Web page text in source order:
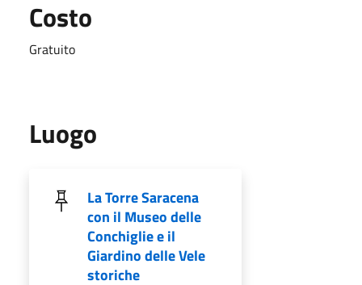
Costo
Gratuito
Luogo
La Torre Saracena
con il Museo delle
Conchiglie e il
Giardino delle Vele
storiche